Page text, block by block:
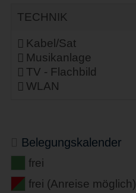
TECHNIK
Kabel/Sat
Musikanlage
TV - Flachbild
WLAN
Belegungskalender
frei
frei (Anreise möglich)